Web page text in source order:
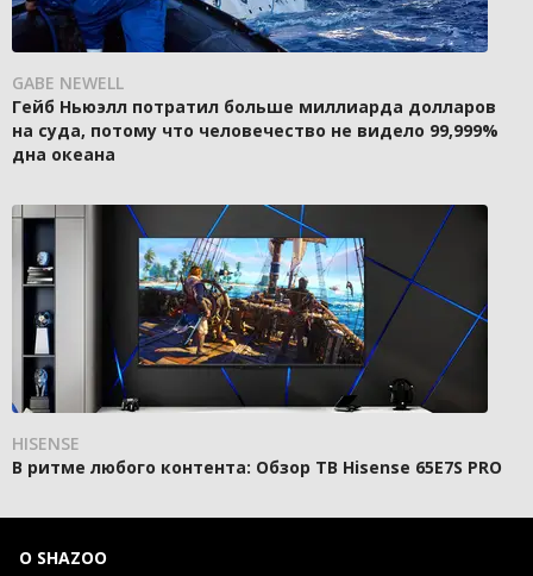
GABE NEWELL
Гейб Ньюэлл потратил больше миллиарда долларов
на суда, потому что человечество не видело 99,999%
дна океана
HISENSE
В ритме любого контента: Обзор ТВ Hisense 65E7S PRO
О SHAZOO